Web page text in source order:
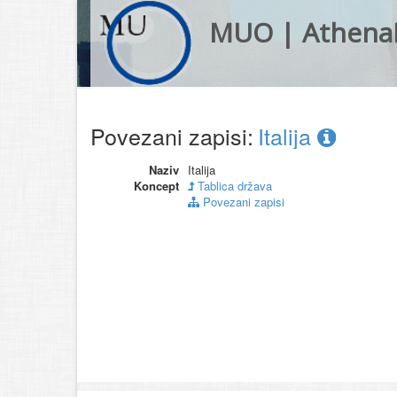
MUO |
Povezani zapisi: Italija
Naziv Italija
Koncept
Tablica država
Povezani zapisi